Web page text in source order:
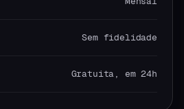
Sem fidelidade
Gratuita, em 24h